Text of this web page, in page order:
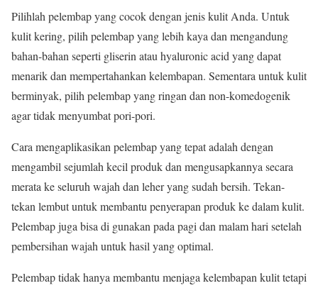
Pilihlah pelembap yang cocok dengan jenis kulit Anda. Untuk
kulit kering, pilih pelembap yang lebih kaya dan mengandung
bahan-bahan seperti gliserin atau hyaluronic acid yang dapat
menarik dan mempertahankan kelembapan. Sementara untuk kulit
berminyak, pilih pelembap yang ringan dan non-komedogenik
agar tidak menyumbat pori-pori.
Cara mengaplikasikan pelembap yang tepat adalah dengan
mengambil sejumlah kecil produk dan mengusapkannya secara
merata ke seluruh wajah dan leher yang sudah bersih. Tekan-
tekan lembut untuk membantu penyerapan produk ke dalam kulit.
Pelembap juga bisa di gunakan pada pagi dan malam hari setelah
pembersihan wajah untuk hasil yang optimal.
Pelembap tidak hanya membantu menjaga kelembapan kulit tetapi